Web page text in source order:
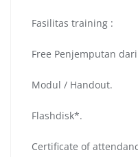
Fasilitas training :
Free Penjemputan
Modul / Handout.
Flashdisk*.
Certificate of